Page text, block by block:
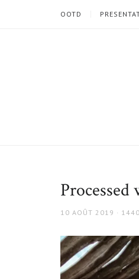
OOTD
POSTED
10 AOÛT 2019
FULL